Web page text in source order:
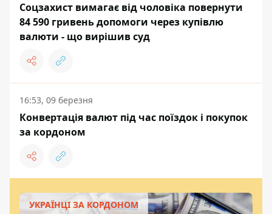
Соцзахист вимагає від чоловіка повернути
84 590 гривень допомоги через купівлю
валюти - що вирішив суд
16:53, 09 березня
Конвертація валют під час поїздок і покупок
за кордоном
УКРАЇНЦІ ЗА КОРДОНОМ